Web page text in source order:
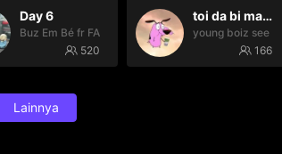
Day 6
Buz Em Bé fr FAIRIES
520
toi da bi mat tien ngoo
young boiz see
166
Lainnya